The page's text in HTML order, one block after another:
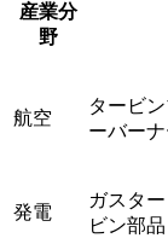
産業分
野
航空
タービ
ーバー
発電
ガスタ
ビン部品